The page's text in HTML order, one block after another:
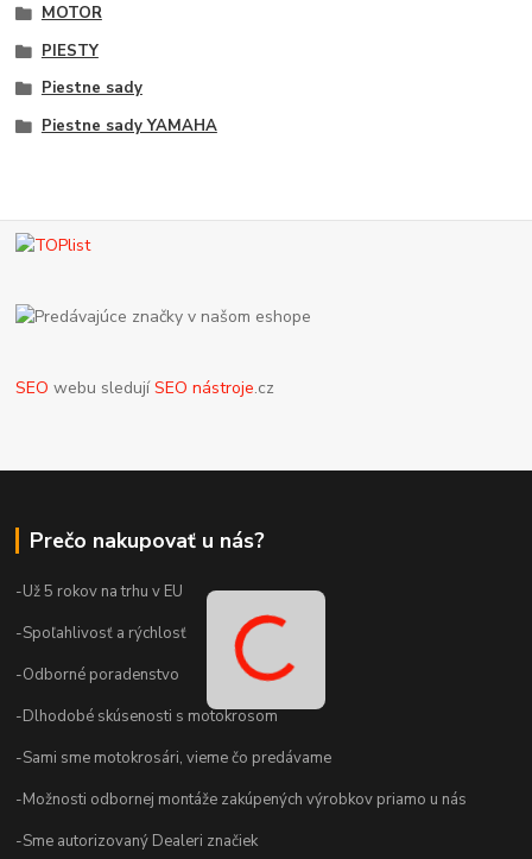
MOTOR
PIESTY
Piestne sady
Piestne sady YAMAHA
SEO webu sledujíSEO nástroje.cz
Prečo nakupovať u nás?
-Už 5 rokov na trhu v EU
-Spoľahlivosť a rýchlosť
-Odborné poradenstvo
-Dlhodobé skúsenosti s motokrosom
-Sami sme motokrosári, vieme čo predávame
-Možnosti odbornej montáže zakúpených výrobkov priamo u nás
-Sme autorizovaný Dealeri značiek